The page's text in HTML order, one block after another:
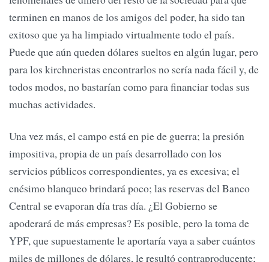
terminen en manos de los amigos del poder, ha sido tan
exitoso que ya ha limpiado virtualmente todo el país.
Puede que aún queden dólares sueltos en algún lugar, pero
para los kirchneristas encontrarlos no sería nada fácil y, de
todos modos, no bastarían como para financiar todas sus
muchas actividades.
Una vez más, el campo está en pie de guerra; la presión
impositiva, propia de un país desarrollado con los
servicios públicos correspondientes, ya es excesiva; el
enésimo blanqueo brindará poco; las reservas del Banco
Central se evaporan día tras día. ¿El Gobierno se
apoderará de más empresas? Es posible, pero la toma de
YPF, que supuestamente le aportaría vaya a saber cuántos
miles de millones de dólares, le resultó contraproducente;